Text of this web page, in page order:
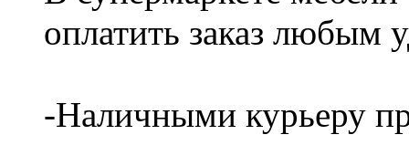
оплатить заказ любым
-Наличными курьеру